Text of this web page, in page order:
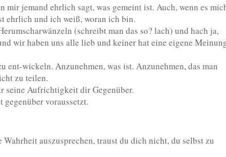
mir jemand ehrlich sagt, was gemeint ist. Auch, wenn es
ehrlich und ich weiß, woran ich bin.
(schreibt man das so? lach) und hach ja,
wir haben uns alle lieb und keiner hat eine eigene
ent-wickeln. Anzunehmen, was ist. Anzunehmen, das man
zu teilen.
seine Aufrichtigkeit dir Gegenüber.
voraussetzt.
auszusprechen, traust du dich nicht, du selbst zu